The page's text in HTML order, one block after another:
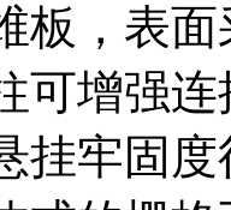
板，表
可增强
挂牢固